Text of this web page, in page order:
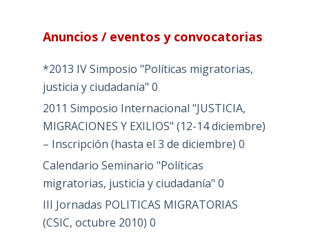
Anuncios / eventos y convocatorias
*2013 IV Simposio "Políticas migratorias,
justicia y ciudadanía" 0
2011 Simposio Internacional "JUSTICIA,
MIGRACIONES Y EXILIOS" (12-14 diciembre)
– Inscripción (hasta el 3 de diciembre) 0
Calendario Seminario "Políticas
migratorias, justicia y ciudadanía" 0
III Jornadas POLITICAS MIGRATORIAS
(CSIC, octubre 2010) 0